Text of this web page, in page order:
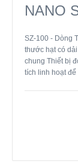
NANO
SZ-100 - Dòng
thước hạt có
chung Thiết bị
tích linh hoạt